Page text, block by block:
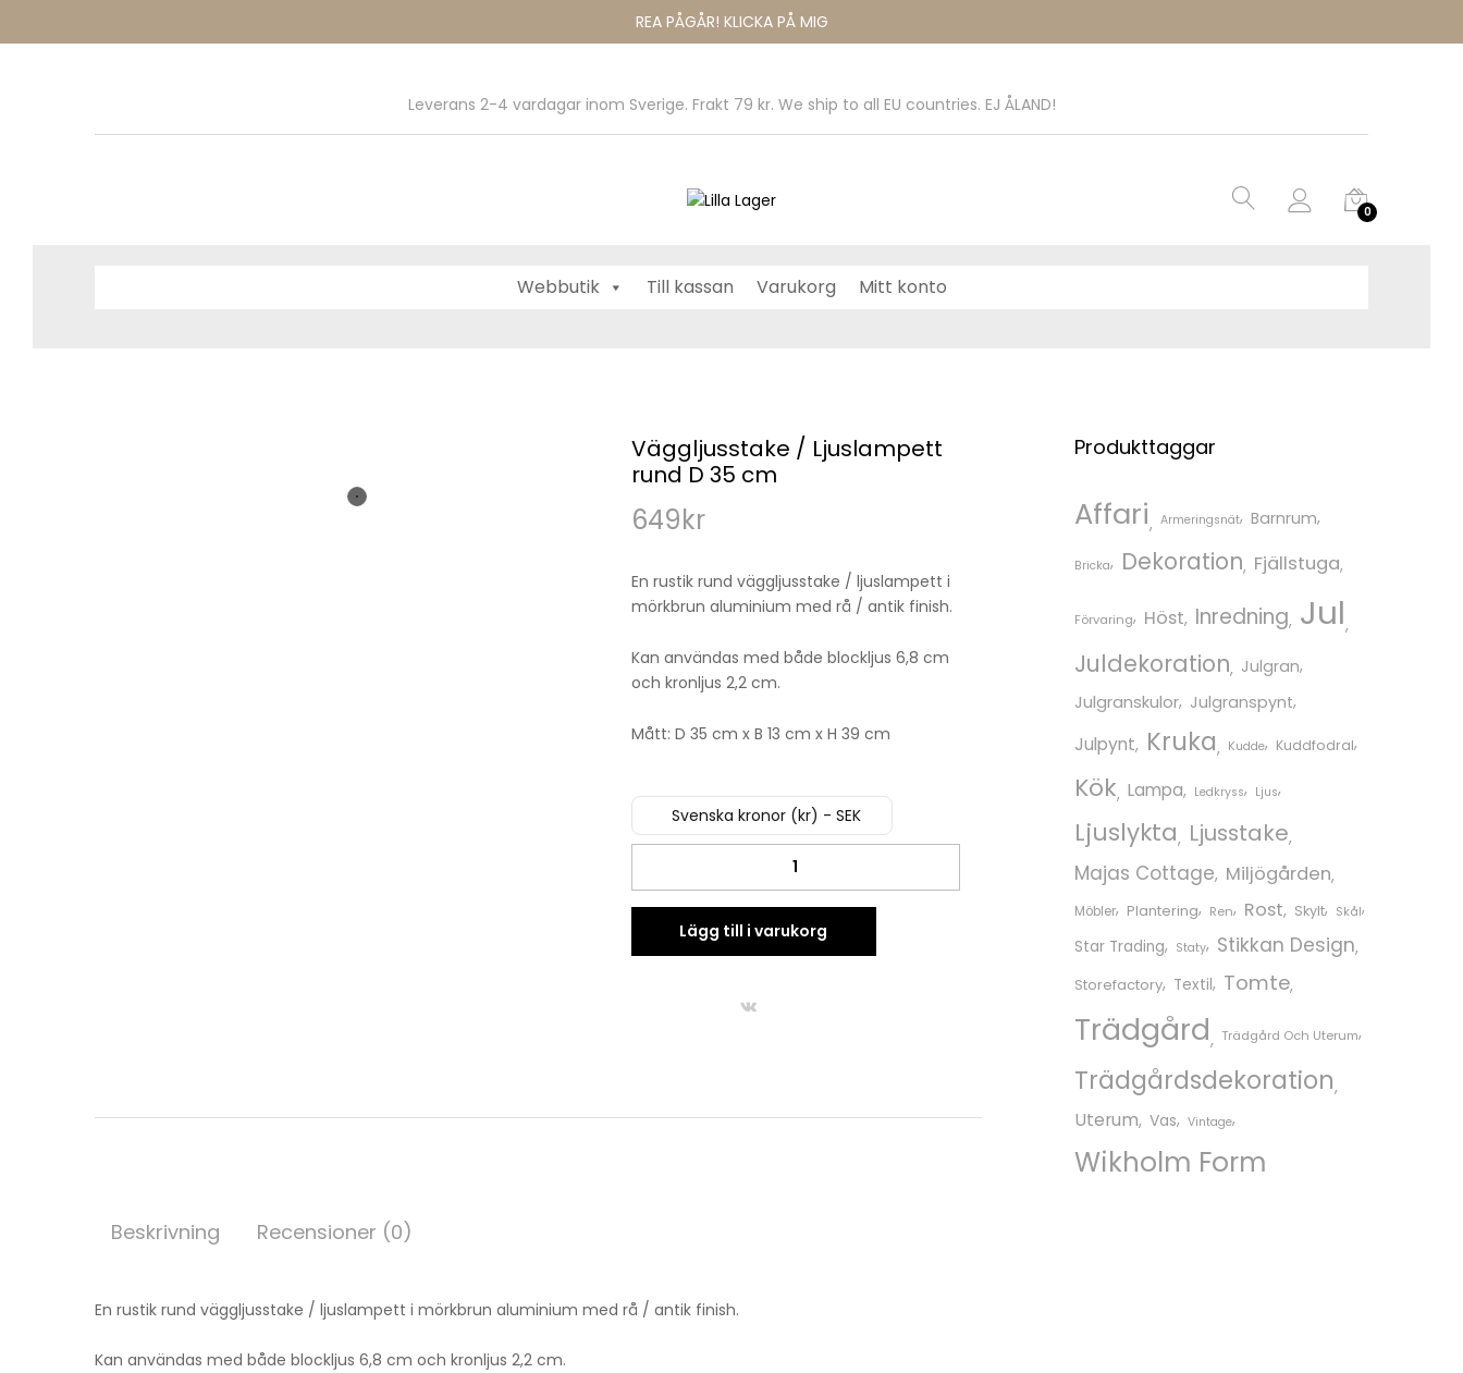
REA PÅGÅR! KLICKA PÅ MIG
Leverans 2-4 vardagar inom Sverige. Frakt 79 kr. We ship to all EU countries. EJ ÅLAND!
0
Webbutik Till kassan Varukorg Mitt konto
Väggljusstake / Ljuslampett rund D 35 cm
Väggljusstake / Ljuslampett
rund D 35 cm
649kr
En rustik rund väggljusstake / ljuslampett i
mörkbrun aluminium med rå / antik finish.
Kan användas med både blockljus 6,8 cm
och kronljus 2,2 cm.
Mått: D 35 cm x B 13 cm x H 39 cm
Svenska kronor (kr) - SEK
Ljuslampett
rund
D
Lägg till i varukorg
Beskrivning Recensioner (0)
En rustik rund väggljusstake / ljuslampett i mörkbrun aluminium med rå / antik finish.
Kan användas med både blockljus 6,8 cm och kronljus 2,2 cm.
Produkttaggar
Affari Armeringsnät Barnrum
Bricka Dekoration Fjällstuga
Förvaring Höst Inredning Jul
Juldekoration Julgran
Julgranskulor Julgranspynt
Julpynt Kruka Kudde Kuddfodral
Kök Lampa Ledkryss Ljus
Ljuslykta Ljusstake
Majas Cottage Miljögården
Möbler Plantering Ren Rost Skylt Skål
Star Trading Staty Stikkan Design
Storefactory Textil Tomte
Trädgård Trädgård Och Uterum
Trädgårdsdekoration
Uterum Vas Vintage
Wikholm Form